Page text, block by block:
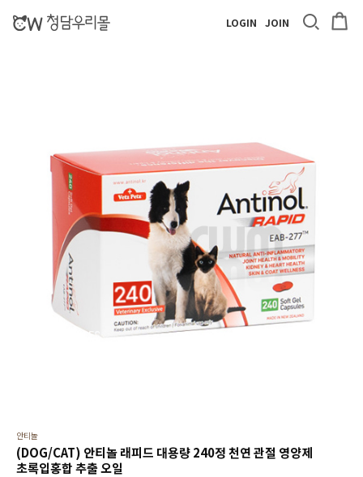
LOGIN JOIN
안티놀
(DOG/CAT) 안티놀 래피드 대용량 240정 천연 관절 영양제
초록입홍합 추출 오일